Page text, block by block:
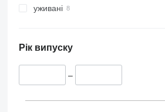
уживані
Рік випуску
–